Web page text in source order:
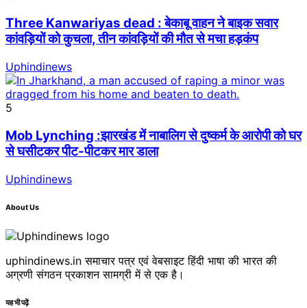
Three Kanwariyas dead : बेकाबू वाहन ने बाइक सवार
कांवड़ियों को कुचला, तीन कांवड़ियों की मौत से मचा हड़कंप
Uphindinews
5
Mob Lynching :झारखंड में नाबालिग से दुष्कर्म के आरोपी को घर
से घसीटकर पीट-पीटकर मार डाला
Uphindinews
About Us
uphindinews.in समाचार पत्र एवं वेबसाइट हिंदी भाषा की भारत की
अग्रणी संगठन प्रकाशन सामग्री में से एक है।
यह भी पढ़ें